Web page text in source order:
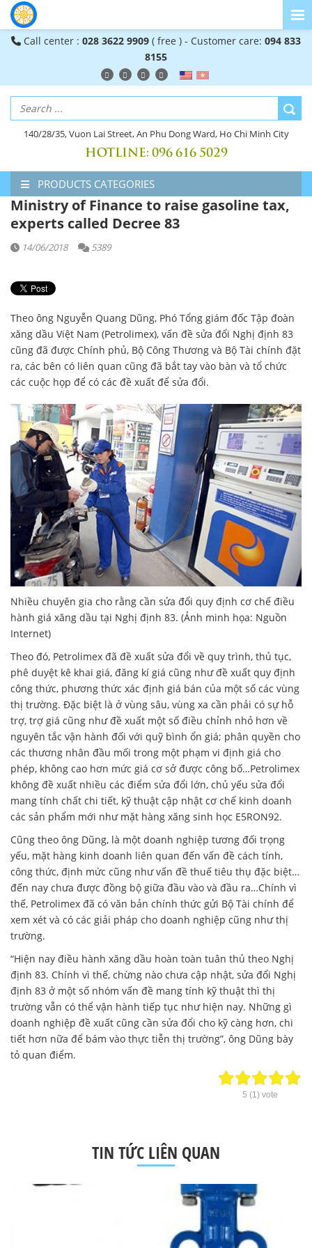
Call center : 028 3622 9909 ( free ) - Customer care: 094 833
8155
140/28/35, Vuon Lai Street, An Phu Dong Ward, Ho Chi Minh City
HOTLINE:096 616 5029
PRODUCTS CATEGORIES
Ministry of Finance to raise gasoline tax,
experts called Decree 83
14/06/2018 5389
Theo ông Nguyễn Quang Dũng, Phó Tổng giám đốc Tập đoàn
xăng dầu Việt Nam (Petrolimex), vấn đề sửa đổi Nghị định 83
cũng đã được Chính phủ, Bộ Công Thương và Bộ Tài chính đặt
ra, các bên có liên quan cũng đã bắt tay vào bàn và tổ chức
các cuộc họp để có các đề xuất để sửa đổi.
Nhiều chuyên gia cho rằng cần sửa đổi quy định cơ chế điều
hành giá xăng dầu tại Nghị định 83. (Ảnh minh họa: Nguồn
Internet)
Theo đó, Petrolimex đã đề xuất sửa đổi về quy trình, thủ tục,
phê duyệt kê khai giá, đăng kí giá cũng như đề xuất quy định
công thức, phương thức xác định giá bán của một số các vùng
thị trường. Đặc biệt là ở vùng sâu, vùng xa cần phải có sự hỗ
trợ, trợ giá cũng như đề xuất một số điều chỉnh nhỏ hơn về
nguyên tắc vận hành đối với quỹ bình ổn giá; phân quyền cho
các thương nhân đầu mối trong một phạm vi định giá cho
phép, không cao hơn mức giá cơ sở được công bố…Petrolimex
không đề xuất nhiều các điểm sửa đổi lớn, chủ yếu sửa đổi
mang tính chất chi tiết, kỹ thuật cập nhật cơ chế kinh doanh
các sản phẩm mới như mặt hàng xăng sinh học E5RON92.
Cũng theo ông Dũng, là một doanh nghiệp tương đối trọng
yếu, mặt hàng kinh doanh liên quan đến vấn đề cách tính,
công thức, định mức cũng như vấn đề thuế tiêu thụ đặc biệt…
đến nay chưa được đồng bộ giữa đầu vào và đầu ra…Chính vì
thế, Petrolimex đã có văn bản chính thức gửi Bộ Tài chính để
xem xét và có các giải pháp cho doanh nghiệp cũng như thị
trường.
“Hiện nay điều hành xăng dầu hoàn toàn tuân thủ theo Nghị
định 83. Chính vì thế, chừng nào chưa cập nhật, sửa đổi Nghị
định 83 ở một số nhóm vấn đề mang tính kỹ thuật thì thị
trường vẫn có thể vận hành tiếp tục như hiện nay. Những gì
doanh nghiệp đề xuất cũng cần sửa đổi cho kỹ càng hơn, chi
tiết hơn nữa để bám vào thực tiễn thị trường”, ông Dũng bày
tỏ quan điểm.
5 (1 ) vote
TIN TỨC LIÊN QUAN